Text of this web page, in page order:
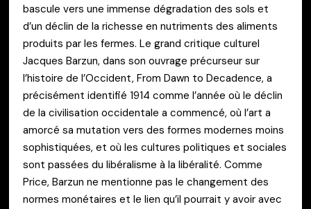
bascule vers une immense dégradation des sols et
d’un déclin de la richesse en nutriments des aliments
produits par les fermes. Le grand critique culturel
Jacques Barzun, dans son ouvrage précurseur sur
l’histoire de l’Occident, From Dawn to Decadence, a
précisément identifié 1914 comme l’année où le déclin
de la civilisation occidentale a commencé, où l’art a
amorcé sa mutation vers des formes modernes moins
sophistiquées, et où les cultures politiques et sociales
sont passées du libéralisme à la libéralité. Comme
Price, Barzun ne mentionne pas le changement des
normes monétaires et le lien qu’il pourrait y avoir avec